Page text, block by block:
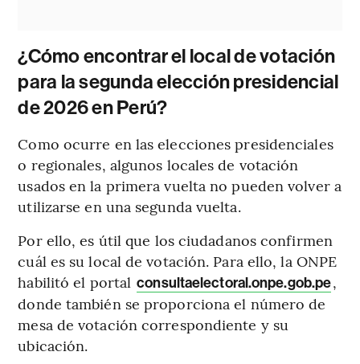
¿Cómo encontrar el local de votación
para la segunda elección presidencial
de 2026 en Perú?
Como ocurre en las elecciones presidenciales
o regionales, algunos locales de votación
usados en la primera vuelta no pueden volver a
utilizarse en una segunda vuelta.
Por ello, es útil que los ciudadanos confirmen
cuál es su local de votación. Para ello, la ONPE
habilitó el portal consultaelectoral.onpe.gob.pe,
donde también se proporciona el número de
mesa de votación correspondiente y su
ubicación.